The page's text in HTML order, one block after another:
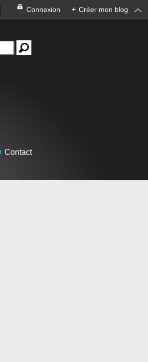
Connexion + Créer mon blog
Contact